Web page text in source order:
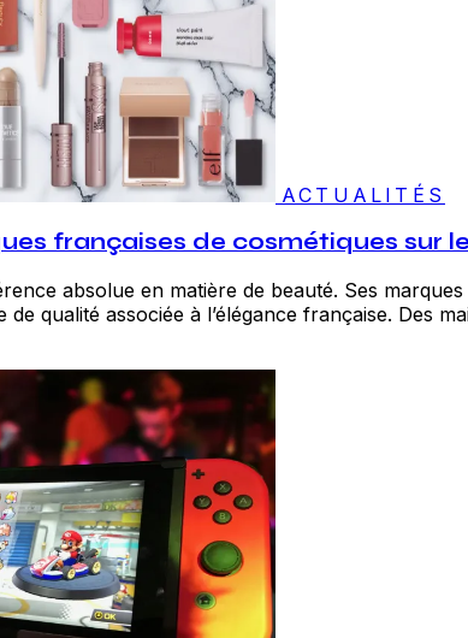
ACTUALITÉS
françaises de cosmétiques sur
absolue en matière de beauté. Ses
qualité associée à l’élégance française. Des